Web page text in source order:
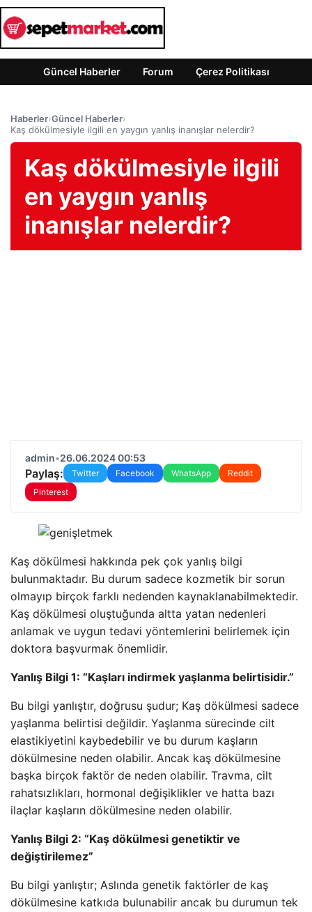
Güncel Haberler Forum Çerez Politikası
Haberler›Güncel Haberler›
Kaş dökülmesiyle ilgili en yaygın yanlış inanışlar nelerdir?
Kaş dökülmesiyle ilgili
en yaygın yanlış
inanışlar nelerdir?
admin•26.06.2024 00:53
Paylaş: Twitter Facebook WhatsApp
Reddit
Pinterest
Kaş dökülmesi hakkında pek çok yanlış bilgi
bulunmaktadır. Bu durum sadece kozmetik bir sorun
olmayıp birçok farklı nedenden kaynaklanabilmektedir.
Kaş dökülmesi oluştuğunda altta yatan nedenleri
anlamak ve uygun tedavi yöntemlerini belirlemek için
doktora başvurmak önemlidir.
Yanlış Bilgi 1: “Kaşları indirmek yaşlanma belirtisidir.”
Bu bilgi yanlıştır, doğrusu şudur; Kaş dökülmesi sadece
yaşlanma belirtisi değildir. Yaşlanma sürecinde cilt
elastikiyetini kaybedebilir ve bu durum kaşların
dökülmesine neden olabilir. Ancak kaş dökülmesine
başka birçok faktör de neden olabilir. Travma, cilt
rahatsızlıkları, hormonal değişiklikler ve hatta bazı
ilaçlar kaşların dökülmesine neden olabilir.
Yanlış Bilgi 2: “Kaş dökülmesi genetiktir ve
değiştirilemez”
Bu bilgi yanlıştır; Aslında genetik faktörler de kaş
dökülmesine katkıda bulunabilir ancak bu durumun tek